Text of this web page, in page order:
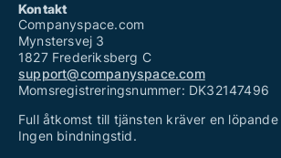
Kontakt
Companyspace.com
Mynstersvej 3
1827 Frederiksberg C
support@companyspace.com
Momsregistreringsnummer: DK32147496
Full åtkomst till tjänsten kräver en
Ingen bindningstid.